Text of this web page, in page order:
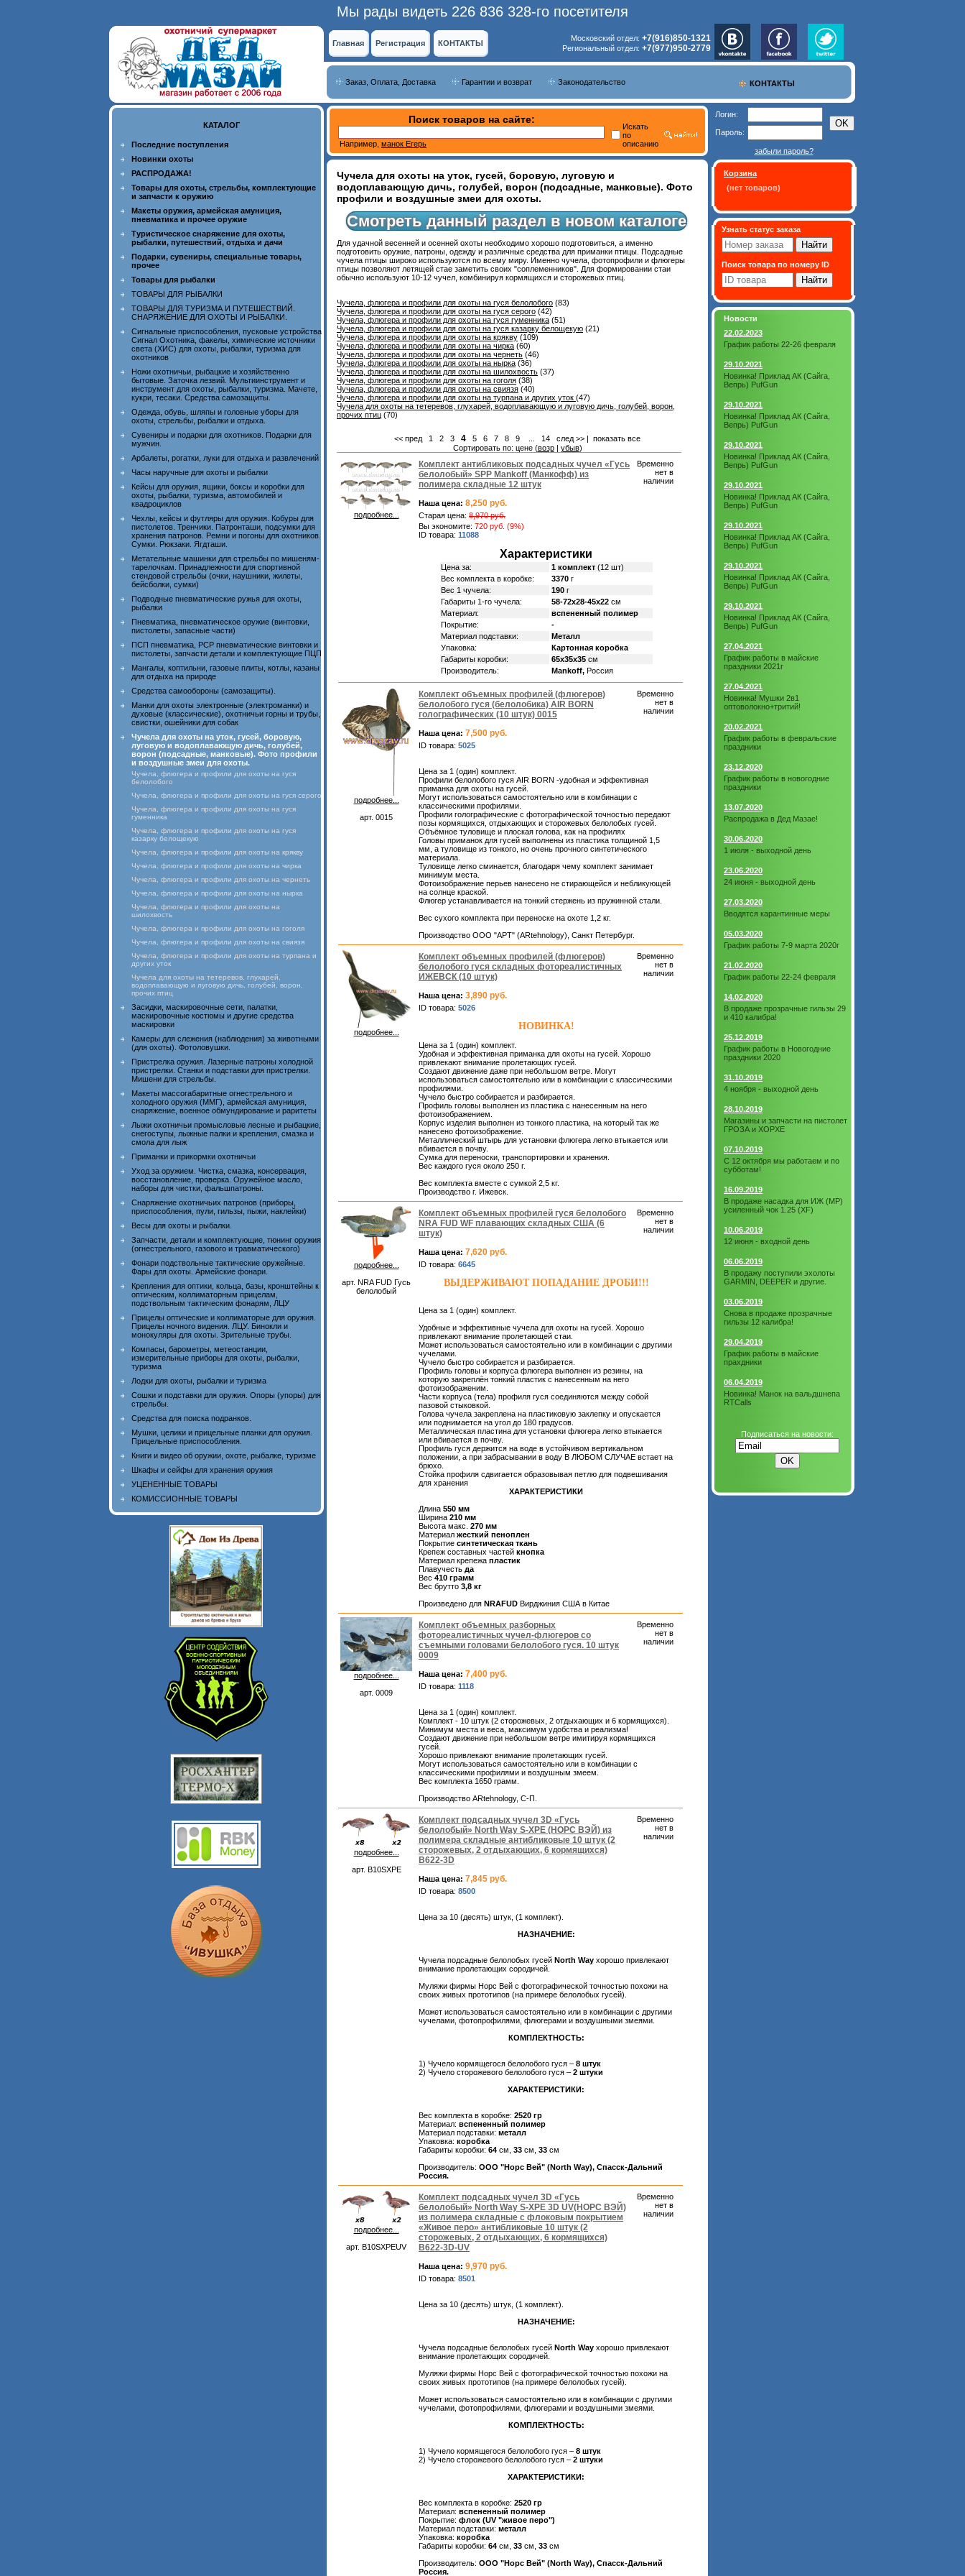
Мы рады видеть 226 836 328-го посетителя
Главная Регистрация КОНТАКТЫ
Московский отдел: +7(916)850-1321
Региональный отдел: +7(977)950-2779
КОНТАКТЫ
Заказ, Оплата, Доставка Гарантии и возврат Законодательство
КАТАЛОГ
Последние поступления
Новинки охоты
РАСПРОДАЖА!
Товары для охоты, стрельбы, комплектующие
и запчасти к оружию
Макеты оружия, армейская амуниция,
пневматика и прочее оружие
Туристическое снаряжение для охоты,
рыбалки, путешествий, отдыха и дачи
Подарки, сувениры, специальные товары,
прочее
Товары для рыбалки
ТОВАРЫ ДЛЯ РЫБАЛКИ
ТОВАРЫ ДЛЯ ТУРИЗМА И ПУТЕШЕСТВИЙ.
СНАРЯЖЕНИЕ ДЛЯ ОХОТЫ И РЫБАЛКИ.
Сигнальные приспособления, пусковые устройства
Сигнал Охотника, факелы, химические источники
света (ХИС) для охоты, рыбалки, туризма для
охотников
Ножи охотничьи, рыбацкие и хозяйственно
бытовые. Заточка лезвий. Мультиинструмент и
инструмент для охоты, рыбалки, туризма. Мачете,
кукри, тесаки. Средства самозащиты.
Одежда, обувь, шляпы и головные уборы для
охоты, стрельбы, рыбалки и отдыха.
Сувениры и подарки для охотников. Подарки для
мужчин.
Арбалеты, рогатки, луки для отдыха и развлечений
Часы наручные для охоты и рыбалки
Кейсы для оружия, ящики, боксы и коробки для
охоты, рыбалки, туризма, автомобилей и
квадроциклов
Чехлы, кейсы и футляры для оружия. Кобуры для
пистолетов. Тренчики. Патронташи, подсумки для
хранения патронов. Ремни и погоны для охотников.
Сумки. Рюкзаки. Ягдташи.
Метательные машинки для стрельбы по мишеням-
тарелочкам. Принадлежности для спортивной
стендовой стрельбы (очки, наушники, жилеты,
бейсболки, сумки)
Подводные пневматические ружья для охоты,
рыбалки
Пневматика, пневматическое оружие (винтовки,
пистолеты, запасные части)
ПСП пневматика, PCP пневматические винтовки и
пистолеты, запчасти детали и комплектующие ПЦП
Мангалы, коптильни, газовые плиты, котлы, казаны
для отдыха на природе
Средства самообороны (самозащиты).
Манки для охоты электронные (электроманки) и
духовые (классические), охотничьи горны и трубы,
свистки, ошейники для собак
Чучела для охоты на уток, гусей, боровую,
луговую и водоплавающую дичь, голубей,
ворон (подсадные, манковые). Фото профили
и воздушные змеи для охоты.
Чучела, флюгера и профили для охоты на гуся
белолобого
Чучела, флюгера и профили для охоты на гуся серого
Чучела, флюгера и профили для охоты на гуся
гуменника
Чучела, флюгера и профили для охоты на гуся
казарку белощекую
Чучела, флюгера и профили для охоты на крякву
Чучела, флюгера и профили для охоты на чирка
Чучела, флюгера и профили для охоты на чернеть
Чучела, флюгера и профили для охоты на нырка
Чучела, флюгера и профили для охоты на
шилохвость
Чучела, флюгера и профили для охоты на гоголя
Чучела, флюгера и профили для охоты на свиязя
Чучела, флюгера и профили для охоты на турпана и
других уток
Чучела для охоты на тетеревов, глухарей,
водоплавающую и луговую дичь, голубей, ворон,
прочих птиц
Засидки, маскировочные сети, палатки,
маскировочные костюмы и другие средства
маскировки
Камеры для слежения (наблюдения) за животными
(для охоты). Фотоловушки.
Пристрелка оружия. Лазерные патроны холодной
пристрелки. Станки и подставки для пристрелки.
Мишени для стрельбы.
Макеты массогабаритные огнестрельного и
холодного оружия (ММГ), армейская амуниция,
снаряжение, военное обмундирование и раритеты
Лыжи охотничьи промысловые лесные и рыбацкие,
снегоступы, лыжные палки и крепления, смазка и
смола для лыж
Приманки и прикормки охотничьи
Уход за оружием. Чистка, смазка, консервация,
восстановление, проверка. Оружейное масло,
наборы для чистки, фальшпатроны.
Снаряжение охотничьих патронов (приборы,
приспособления, пули, гильзы, пыжи, наклейки)
Весы для охоты и рыбалки.
Запчасти, детали и комплектующие, тюнинг оружия
(огнестрельного, газового и травматического)
Фонари подствольные тактические оружейные.
Фары для охоты. Армейские фонари.
Крепления для оптики, кольца, базы, кронштейны к
оптическим, коллиматорным прицелам,
подствольным тактическим фонарям, ЛЦУ
Прицелы оптические и коллиматорые для оружия.
Прицелы ночного видения. ЛЦУ. Бинокли и
монокуляры для охоты. Зрительные трубы.
Компасы, барометры, метеостанции,
измерительные приборы для охоты, рыбалки,
туризма
Лодки для охоты, рыбалки и туризма
Сошки и подставки для оружия. Опоры (упоры) для
стрельбы.
Средства для поиска подранков.
Мушки, целики и прицельные планки для оружия.
Прицельные приспособления.
Книги и видео об оружии, охоте, рыбалке, туризме
Шкафы и сейфы для хранения оружия
УЦЕНЕННЫЕ ТОВАРЫ
КОМИССИОННЫЕ ТОВАРЫ
Поиск товаров на сайте:
Например, манок Егерь
Искать
по
описанию
Чучела для охоты на уток, гусей, боровую, луговую и
водоплавающую дичь, голубей, ворон (подсадные, манковые). Фото
профили и воздушные змеи для охоты.
Смотреть данный раздел в новом каталоге
Для удачной весенней и осенней охоты необходимо хорошо подготовиться, а именно
подготовить оружие, патроны, одежду и различные средства для приманки птицы. Подсадные
чучела птицы широко используются по всему миру. Именно чучела, фотопрофили и флюгеры
птицы позволяют летящей стае заметить своих "соплеменников". Для формировании стаи
обычно используют 10-12 чучел, комбинируя кормящихся и сторожевых птиц.
Чучела, флюгера и профили для охоты на гуся белолобого (83)
Чучела, флюгера и профили для охоты на гуся серого (42)
Чучела, флюгера и профили для охоты на гуся гуменника (51)
Чучела, флюгера и профили для охоты на гуся казарку белощекую (21)
Чучела, флюгера и профили для охоты на крякву (109)
Чучела, флюгера и профили для охоты на чирка (60)
Чучела, флюгера и профили для охоты на чернеть (46)
Чучела, флюгера и профили для охоты на нырка (36)
Чучела, флюгера и профили для охоты на шилохвость (37)
Чучела, флюгера и профили для охоты на гоголя (38)
Чучела, флюгера и профили для охоты на свиязя (40)
Чучела, флюгера и профили для охоты на турпана и других уток (47)
Чучела для охоты на тетеревов, глухарей, водоплавающую и луговую дичь, голубей, ворон,
прочих птиц (70)
<< пред 1 2 3 4 5 6 7 8 9 14 след >> | показать все
Сортировать по: цене (возр| убыв)
подробнее...
Комплект антибликовых подсадных чучел «Гусь
белолобый» SPP Mankoff (Манкофф) из
полимера складные 12 штук
Наша цена: 8,250 руб.
Старая цена: 8,970 руб.
Вы экономите: 720 руб. (9%)
ID товара: 11088
Временно
нет в
наличии
Характеристики
Цена за: 1 комплект(12 шт)
Вес комплекта в коробке:
3370 г
Вес 1 чучела:
190г
Габариты 1-го чучела:
58-72х28-45х22 см
Материал:
вспененный полимер
Покрытие:
-
Материал подставки:
Металл
Упаковка:
Картонная коробка
Габариты коробки:
65х35х35см
Производитель:
Mankoff,Россия
подробнее...
арт. 0015
Комплект объемных профилей (флюгеров)
белолобого гуся (белолобика) AIR BORN
голографических (10 штук) 0015
Наша цена: 7,500 руб.
ID товара: 5025
Временно
нет в
наличии
Цена за 1 (один) комплект.
Профили белолобого гуся AIR BORN -удобная и эффективная
приманка для охоты на гусей.
Могут использоваться самостоятельно или в комбинации с
классическими профилями.
Профили голографические с фотографической точностью передают
позы кормящихся, отдыхающих и сторожевых белолобых гусей.
Объёмное туловище и плоская голова, как на профилях
Головы приманок для гусей выполнены из пластика толщиной 1,5
мм, а туловище из тонкого, но очень прочного синтетического
материала.
Туловище легко сминается, благодаря чему комплект занимает
минимум места.
Фотоизображение перьев нанесено не стирающейся и небликующей
на солнце краской.
Флюгер устанавливается на тонкий стержень из пружинной стали.
Вес сухого комплекта при переноске на охоте 1,2 кг.
Производство ООО "АРТ" (ARtehnology), Санкт Петербург.
подробнее...
Комплект объемных профилей (флюгеров)
белолобого гуся складных фотореалистичных
ИЖЕВСК (10 штук)
Наша цена: 3,890 руб.
ID товара: 5026
Временно
нет в
наличии
НОВИНКА!
Цена за 1 (один) комплект.
Удобная и эффективная приманка для охоты на гусей. Хорошо
привлекают внимание пролетающих гусей.
Создают движение даже при небольшом ветре. Могут
использоваться самостоятельно или в комбинации с классическими
профилями.
Чучело быстро собирается и разбирается.
Профиль головы выполнен из пластика с нанесенным на него
фотоизображением.
Корпус изделия выполнен из тонкого пластика, на который так же
нанесено фотоизображение.
Металлический штырь для установки флюгера легко втыкается или
вбивается в почву.
Сумка для переноски, транспортировки и хранения.
Вес каждого гуся около 250 г.
Вес комплекта вместе с сумкой 2,5 кг.
Производство г. Ижевск.
подробнее...
арт. NRA FUD Гусь
белолобый
Комплект объемных профилей гуся белолобого
NRA FUD WF плавающих складных США (6
штук)
Наша цена: 7,620 руб.
ID товара: 6645
Временно
нет в
наличии
ВЫДЕРЖИВАЮТ ПОПАДАНИЕ ДРОБИ!!!
Цена за 1 (один) комплект.
Удобные и эффективные чучела для охоты на гусей. Хорошо
привлекают внимание пролетающей стаи.
Может использоваться самостоятельно или в комбинации с другими
чучелами.
Чучело быстро собирается и разбирается.
Профиль головы и корпуса флюгера выполнен из резины, на
которую закреплён тонкий пластик с нанесенным на него
фотоизображеним.
Части корпуса (тела) профиля гуся соединяются между собой
пазовой стыковкой.
Голова чучела закреплена на пластиковую заклепку и опускается
или поднимается на угол до 180 градусов.
Металлическая пластина для установки флюгера легко втыкается
или вбивается в почву.
Профиль гуся держится на воде в устойчивом вертикальном
положении, а при забрасывании в воду В ЛЮБОМ СЛУЧАЕ встает на
брюхо.
Стойка профиля сдвигается образовывая петлю для подвешивания
для хранения
ХАРАКТЕРИСТИКИ
Длина 550 мм
Ширина 210 мм
Высота макс. 270 мм
Материал жесткий пеноплен
Покрытие синтетическая ткань
Крепеж составных частей кнопка
Материал крепежа пластик
Плавучесть да
Вес 410 грамм
Вес брутто 3,8 кг
Произведено для NRAFUD Вирджиния США в Китае
подробнее...
арт. 0009
Комплект объемных разборных
фотореалистичных чучел-флюгеров со
съемными головами белолобого гуся. 10 штук
0009
Наша цена: 7,400 руб.
ID товара: 1118
Временно
нет в
наличии
Цена за 1 (один) комплект.
Комплект - 10 штук (2 сторожевых, 2 отдыхающих и 6 кормящихся).
Минимум места и веса, максимум удобства и реализма!
Создают движение при небольшом ветре имитируя кормящихся
гусей.
Хорошо привлекают внимание пролетающих гусей.
Могут использоваться самостоятельно или в комбинации с
классическими профилями и воздушным змеем.
Вес комплекта 1650 грамм.
Производство ARtehnology, С-П.
подробнее...
арт. B10SXPE
Комплект подсадных чучел 3D «Гусь
белолобый» North Way S-XPE (НОРС ВЭЙ) из
полимера складные антибликовые 10 штук (2
сторожевых, 2 отдыхающих, 6 кормящихся)
B622-3D
Наша цена: 7,845 руб.
ID товара: 8500
Временно
нет в
наличии
Цена за 10 (десять) штук, (1 комплект).
НАЗНАЧЕНИЕ:
Чучела подсадные белолобых гусей North Way хорошо привлекают
внимание пролетающих сородичей.
Муляжи фирмы Норс Вей с фотографической точностью похожи на
своих живых прототипов (на примере белолобых гусей).
Может использоваться самостоятельно или в комбинации с другими
чучелами, фотопрофилями, флюгерами и воздушными змеями.
КОМПЛЕКТНОСТЬ:
1) Чучело кормящегося белолобого гуся – 8 штук
2) Чучело сторожевого белолобого гуся – 2 штуки
ХАРАКТЕРИСТИКИ:
Вес комплекта в коробке: 2520 гр
Материал: вспененный полимер
Материал подставки: металл
Упаковка: коробка
Габариты коробки: 64 см, 33 см, 33 см
Производитель: ООО "Норс Вей" (North Way), Спасск-Дальний
Россия.
подробнее...
арт. B10SXPEUV
Комплект подсадных чучел 3D «Гусь
белолобый» North Way S-XPE 3D UV(НОРС ВЭЙ)
из полимера складные с флоковым покрытием
«Живое перо» антибликовые 10 штук (2
сторожевых, 2 отдыхающих, 6 кормящихся)
B622-3D-UV
Наша цена: 9,970 руб.
ID товара: 8501
Временно
нет в
наличии
Цена за 10 (десять) штук, (1 комплект).
НАЗНАЧЕНИЕ:
Чучела подсадные белолобых гусей North Way хорошо привлекают
внимание пролетающих сородичей.
Муляжи фирмы Норс Вей с фотографической точностью похожи на
своих живых прототипов (на примере белолобых гусей).
Может использоваться самостоятельно или в комбинации с другими
чучелами, фотопрофилями, флюгерами и воздушными змеями.
КОМПЛЕКТНОСТЬ:
1) Чучело кормящегося белолобого гуся – 8 штук
2) Чучело сторожевого белолобого гуся – 2 штуки
ХАРАКТЕРИСТИКИ:
Вес комплекта в коробке: 2520 гр
Материал: вспененный полимер
Покрытие: флок (UV "живое перо")
Материал подставки: металл
Упаковка: коробка
Габариты коробки: 64 см, 33 см, 33 см
Производитель: ООО "Норс Вей" (North Way), Спасск-Дальний
Россия.
Логин:
Пароль:
забыли пароль?
Корзина
(нет товаров)
Узнать статус заказа
Поиск товара по номеру ID
Новости
22.02.2023
График работы 22-26 февраля
29.10.2021
Новинка! Приклад АК (Сайга,
Вепрь) PufGun
29.10.2021
Новинка! Приклад АК (Сайга,
Вепрь) PufGun
29.10.2021
Новинка! Приклад АК (Сайга,
Вепрь) PufGun
29.10.2021
Новинка! Приклад АК (Сайга,
Вепрь) PufGun
29.10.2021
Новинка! Приклад АК (Сайга,
Вепрь) PufGun
29.10.2021
Новинка! Приклад АК (Сайга,
Вепрь) PufGun
29.10.2021
Новинка! Приклад АК (Сайга,
Вепрь) PufGun
27.04.2021
График работы в майские
праздники 2021г
27.04.2021
Новинка! Мушки 2в1
оптоволокно+тритий!
20.02.2021
График работы в февральские
праздники
23.12.2020
График работы в новогодние
праздники
13.07.2020
Распродажа в Дед Мазае!
30.06.2020
1 июля - выходной день
23.06.2020
24 июня - выходной день
27.03.2020
Вводятся карантинные меры
05.03.2020
График работы 7-9 марта 2020г
21.02.2020
График работы 22-24 февраля
14.02.2020
В продаже прозрачные гильзы 29
и 410 калибра!
25.12.2019
График работы в Новогодние
праздники 2020
31.10.2019
4 ноября - выходной день
28.10.2019
Магазины и запчасти на пистолет
ГРОЗА и ХОРХЕ
07.10.2019
С 12 октября мы работаем и по
субботам!
16.09.2019
В продаже насадка для ИЖ (МР)
усиленный чок 1.25 (XF)
10.06.2019
12 июня - входной день
06.06.2019
В продажу поступили эхолоты
GARMIN, DEEPER и другие.
03.06.2019
Снова в продаже прозрачные
гильзы 12 калибра!
29.04.2019
График работы в майские
прахдники
06.04.2019
Новинка! Манок на вальдшнепа
RTCalls
Подписаться на новости: